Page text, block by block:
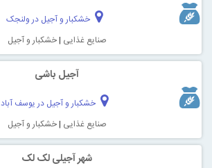
خشکبار و آجیل در ولنجک
صنایع غذایی |خشکبار و آجیل
آجیل باشی
خشکبار و آجیل در یوسف آباد
صنایع غذایی |خشکبار و آجیل
شهر آجیلی لک لک